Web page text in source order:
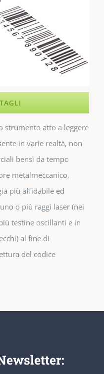
strumento atto a leggere
in varie realtà, non
bensì da tempo
metalmeccanico,
più affidabile ed
o più raggi laser (nei
testine oscillanti e in
al fine di
del codice